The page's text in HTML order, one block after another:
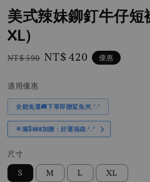
美式辣妹鉚釘牛仔短
XL）
Regular
NT$ 590 Sale
NT$ 420 優惠
適用優惠
全館免運🚚下單即贈鯊魚夾.ᐟ.ᐟ
𖤐滿$𝟖𝟖𝟖加贈：好運福袋.ᐟ‪.ᐟ
尺寸
S M L XL